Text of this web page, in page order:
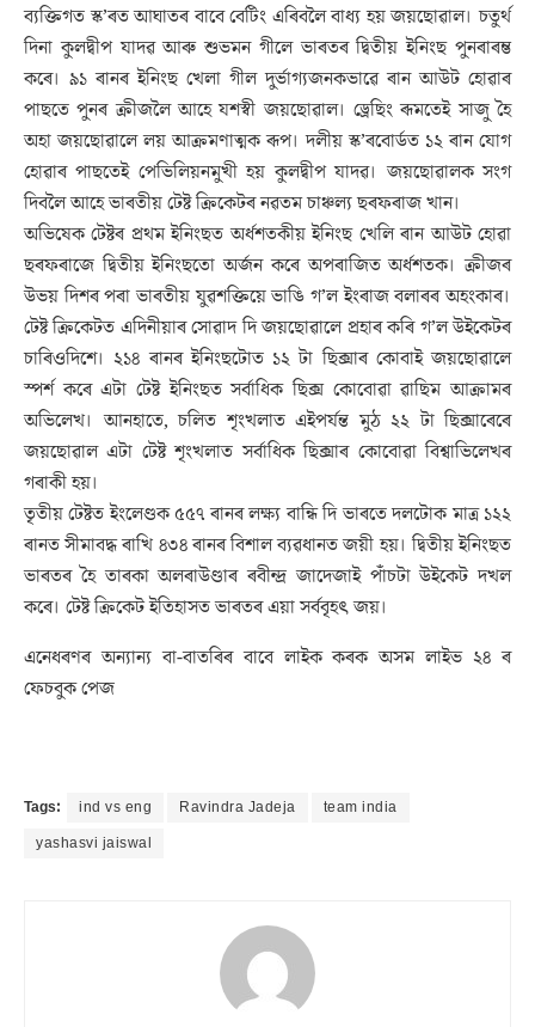
ব্যক্তিগত স্ক’ৰত আঘাতৰ বাবে বেটিং এৰিবলৈ বাধ্য হয় জয়ছোৱাল। চতুৰ্থ
দিনা কুলদ্বীপ যাদৱ আৰু শুভমন গীলে ভাৰতৰ দ্বিতীয় ইনিংছ পুনৰাৰম্ভ
কৰে। ৯১ ৰানৰ ইনিংছ খেলা গীল দুৰ্ভাগ্যজনকভাৱে ৰান আউট হোৱাৰ
পাছতে পুনৰ ক্ৰীজলৈ আহে যশস্বী জয়ছোৱাল। ড্ৰেছিং ৰূমতেই সাজু হৈ
অহা জয়ছোৱালে লয় আক্ৰমণাত্মক ৰূপ। দলীয় স্ক’ৰবোৰ্ডত ১২ ৰান যোগ
হোৱাৰ পাছতেই পেভিলিয়নমুখী হয় কুলদ্বীপ যাদৱ। জয়ছোৱালক সংগ
দিবলৈ আহে ভাৰতীয় টেষ্ট ক্ৰিকেটৰ নৱতম চাঞ্চল্য ছৰফৰাজ খান।
অভিষেক টেষ্টৰ প্ৰথম ইনিংছত অৰ্ধশতকীয় ইনিংছ খেলি ৰান আউট হোৱা
ছৰফৰাজে দ্বিতীয় ইনিংছতো অৰ্জন কৰে অপৰাজিত অৰ্ধশতক। ক্ৰীজৰ
উভয় দিশৰ পৰা ভাৰতীয় যুৱশক্তিয়ে ভাঙি গ’ল ইংৰাজ বলাৰৰ অহংকাৰ।
টেষ্ট ক্ৰিকেটত এদিনীয়াৰ সোৱাদ দি জয়ছোৱালে প্ৰহাৰ কৰি গ’ল উইকেটৰ
চাৰিওদিশে। ২১৪ ৰানৰ ইনিংছটোত ১২ টা ছিক্সাৰ কোবাই জয়ছোৱালে
স্পৰ্শ কৰে এটা টেষ্ট ইনিংছত সৰ্বাধিক ছিক্স কোবোৱা ৱাছিম আক্ৰামৰ
অভিলেখ। আনহাতে, চলিত শৃংখলাত এইপৰ্যন্ত মুঠ ২২ টা ছিক্সাৰেৰে
জয়ছোৱাল এটা টেষ্ট শৃংখলাত সৰ্বাধিক ছিক্সাৰ কোবোৱা বিশ্বাভিলেখৰ
গৰাকী হয়।
তৃতীয় টেষ্টত ইংলেণ্ডক ৫৫৭ ৰানৰ লক্ষ্য বান্ধি দি ভাৰতে দলটোক মাত্ৰ ১২২
ৰানত সীমাবদ্ধ ৰাখি ৪৩৪ ৰানৰ বিশাল ব্যৱধানত জয়ী হয়। দ্বিতীয় ইনিংছত
ভাৰতৰ হৈ তাৰকা অলৰাউণ্ডাৰ ৰবীন্দ্ৰ জাদেজাই পাঁচটা উইকেট দখল
কৰে। টেষ্ট ক্ৰিকেট ইতিহাসত ভাৰতৰ এয়া সৰ্ববৃহৎ জয়।
এনেধৰণৰ অন্যান্য বা-বাতৰিৰ বাবে লাইক কৰক অসম লাইভ ২৪ ৰ
ফেচবুক পেজ
Tags: ind vs eng Ravindra Jadeja
team india
yashasvi jaiswal